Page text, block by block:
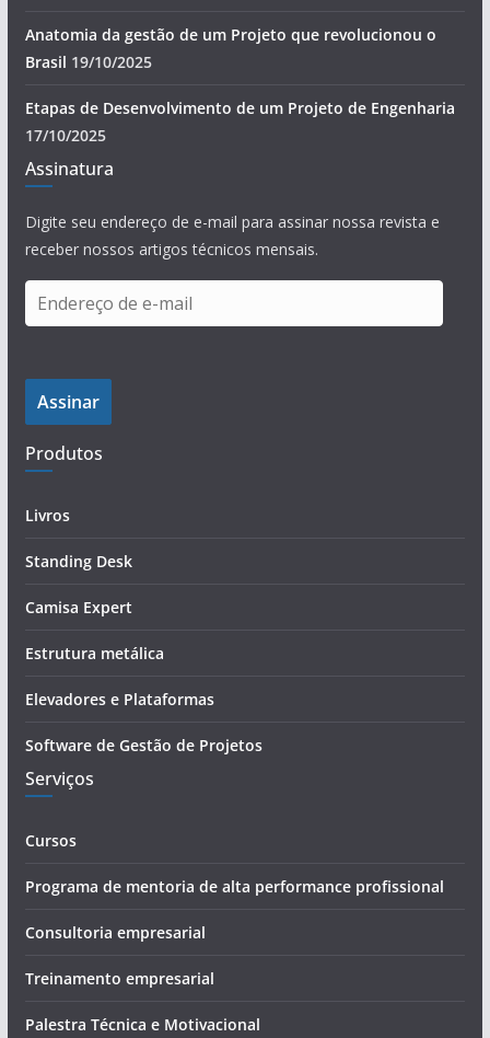
Anatomia da gestão de um Projeto que revolucionou o
Brasil 19/10/2025
Etapas de Desenvolvimento de um Projeto de Engenharia
17/10/2025
Assinatura
Digite seu endereço de e-mail para assinar nossa revista e
receber nossos artigos técnicos mensais.
n
e
e
ç
d
e
a
l
Assinar
Produtos
Livros
Standing Desk
Camisa Expert
Estrutura metálica
Elevadores e Plataformas
Software de Gestão de Projetos
Serviços
Cursos
Programa de mentoria de alta performance profissional
Consultoria empresarial
Treinamento empresarial
Palestra Técnica e Motivacional